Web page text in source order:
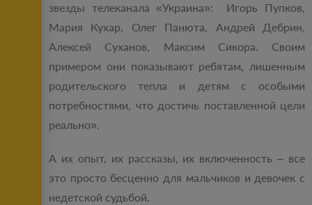
звезды телеканала «Украина»: Игорь Пупков,
Мария Кухар, Олег Панюта, Андрей Дебрин,
Алексей Суханов, Максим Сикора. Своим
примером они показывают ребятам, лишенным
родительского тепла и детям с особыми
потребностями, что достичь поставленной цели
реально».
А их опыт, их рассказы, их включенность – все
это просто бесценно для мальчиков и девочек с
недетской судьбой.